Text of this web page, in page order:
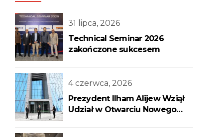
31 lipca, 2026
Technical Seminar 2026
zakończone sukcesem
4 czerwca, 2026
Prezydent Ilham Alijew Wziął
Udział w Otwarciu Nowego